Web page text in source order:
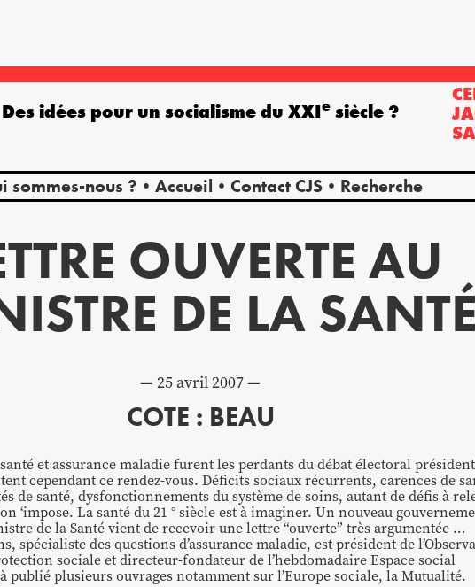
sommes-nous ? Accueil Contact CJS Recherche
Des idées pour un socialisme du XXIe siècle ?
OUVERTE AU
DE LA SANTÉ
25 avril 2007
COTE : BEAU
et assurance maladie furent les perdants du débat électoral
cependant ce rendez-vous. Déficits sociaux récurrents, carences de
de santé, dysfonctionnements du système de soins, autant de défis à
‘impose. La santé du 21 ° siècle est à imaginer. Un nouveau
de la Santé vient de recevoir une lettre “ouverte” très argumentée …
spécialiste des questions d’assurance maladie, est président de
sociale et directeur-fondateur de l’hebdomadaire Espace social
publié plusieurs ouvrages notamment sur l’Europe sociale, la Mutualité.